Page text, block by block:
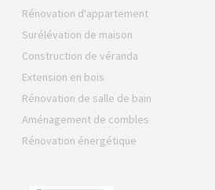
Rénovation d'appartement
Surélévation de maison
Construction de véranda
Extension en bois
Rénovation de salle de bain
Aménagement de combles
Rénovation énergétique